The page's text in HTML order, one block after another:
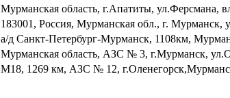
Мурманская область, г.Апатиты, ул.Ферсмана,
183001, Россия, Мурманская обл., г. Мурманск,
а/д Санкт-Петербург-Мурманск, 1108км,
Мурманская область, АЗС № 3, г.Мурманск,
М18, 1269 км, АЗС № 12,